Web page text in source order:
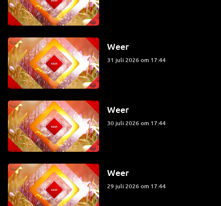
Weer
31 juli 2026 om 17:44
Weer
30 juli 2026 om 17:44
Weer
29 juli 2026 om 17:44